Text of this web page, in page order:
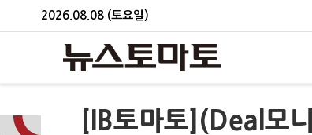
2026.08.08 (토요일)
[IB토마토](Deal모